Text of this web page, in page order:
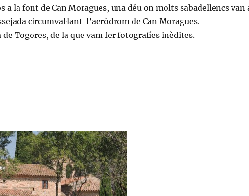
la font de Can Moragues, una déu on molts sabadellencs van
circumval·lant l’aeròdrom de Can Moragues.
Togores, de la que vam fer fotografíes inèdites.